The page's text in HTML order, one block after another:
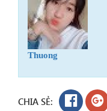
Thuong
CHIA SẺ: